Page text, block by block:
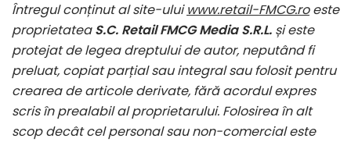
Întregul conținut al site-uluiwww.retail-FMCG.roeste
proprietateaS.C. Retail FMCG Media S.R.L. și este
protejat de legea dreptului de autor, neputând fi
preluat, copiat parțial sau integral sau folosit pentru
crearea de articole derivate, fără acordul expres
scris în prealabil al proprietarului. Folosirea în alt
scop decât cel personal sau non-comercial este